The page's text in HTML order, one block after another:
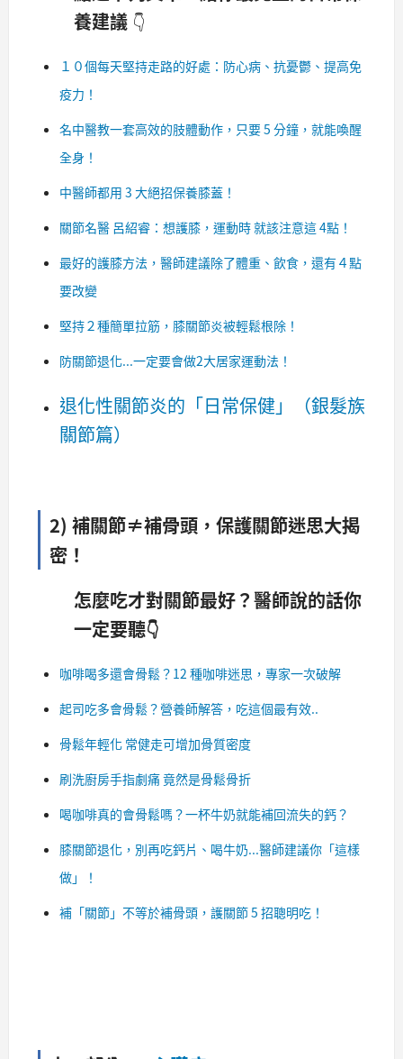
養建議 👇
１０個每天堅持走路的好處：防心病、抗憂鬱、提高免
疫力！
名中醫教一套高效的肢體動作，只要 5 分鐘，就能喚醒
全身！
中醫師都用 3 大絕招保養膝蓋！
關節名醫 呂紹睿：想護膝，運動時 就該注意這 4點！
最好的護膝方法，醫師建議除了體重、飲食，還有４點
要改變
堅持２種簡單拉筋，膝關節炎被輕鬆根除！
防關節退化...一定要會做2大居家運動法！
退化性關節炎的「日常保健」（銀髮族
關節篇）
2) 補關節≠補骨頭，保護關節迷思大揭
密！
怎麼吃才對關節最好？醫師說的話你
一定要聽👇
咖啡喝多還會骨鬆？12 種咖啡迷思，專家一次破解
起司吃多會骨鬆？營養師解答，吃這個最有效..
骨鬆年輕化 常健走可增加骨質密度
刷洗廚房手指劇痛 竟然是骨鬆骨折
喝咖啡真的會骨鬆嗎？一杯牛奶就能補回流失的鈣？
膝關節退化，別再吃鈣片、喝牛奶...醫師建議你「這樣
做」！
補「關節」不等於補骨頭，護關節 5 招聰明吃！